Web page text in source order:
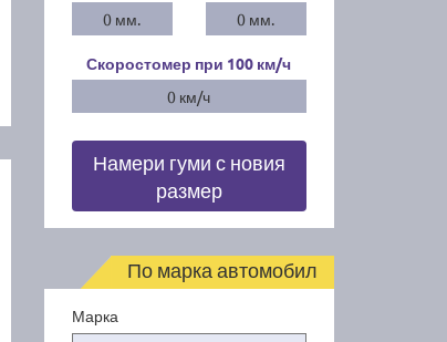
0 мм.
0 мм.
Скоростомер при 100 км/ч
0 км/ч
Намери гуми с новия
размер
По марка автомобил
Марка